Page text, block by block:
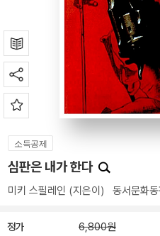
소득공제
심판은 내가 한다
미키 스필레인 (지은이) 동서문화
정가 6,800원